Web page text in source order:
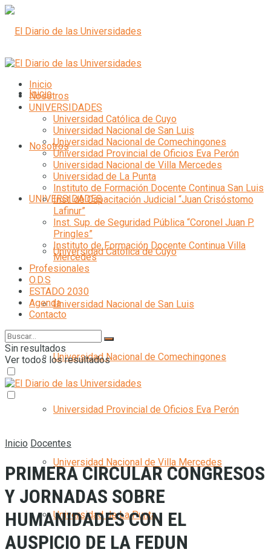
Inicio
Nosotros
UNIVERSIDADES
Universidad Católica de Cuyo
Universidad Nacional de San Luis
Universidad Nacional de Comechingones
Universidad Provincial de Oficios Eva Perón
Universidad Nacional de Villa Mercedes
Universidad de La Punta
Inicio
Nosotros
UNIVERSIDADES
Universidad Católica de Cuyo
Universidad Nacional de San Luis
Universidad Nacional de Comechingones
Universidad Provincial de Oficios Eva Perón
Universidad Nacional de Villa Mercedes
Universidad de La Punta
Instituto de Formación Docente Continua San Luis
Inst. de Capacitación Judicial “Juan Crisóstomo
Lafinur”
Inst. Sup. de Seguridad Pública “Coronel Juan P.
Pringles”
Instituto de Formación Docente Continua Villa
Mercedes
Profesionales
O.D.S
ESTADO 2030
Agenda
Contacto
Sin resultados
Ver todos los resultados
Inicio Docentes
PRIMERA CIRCULAR CONGRESOS
Y JORNADAS SOBRE
HUMANIDADES CON EL
AUSPICIO DE LA FEDUN